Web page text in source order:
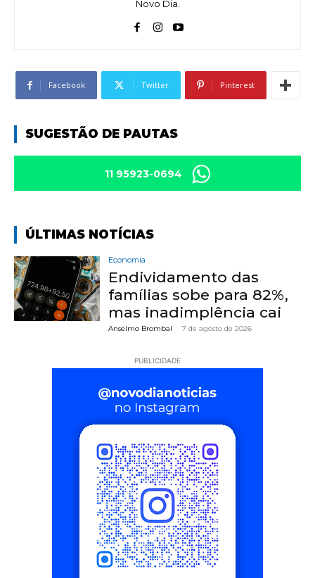
Novo Dia.
Facebook Twitter Pinterest
SUGESTÃO DE PAUTAS
11 95923-0694
ÚLTIMAS NOTÍCIAS
Economia
Endividamento das
famílias sobe para 82%,
mas inadimplência cai
Anselmo Brombal - 7 de agosto de 2026
PUBLICIDADE